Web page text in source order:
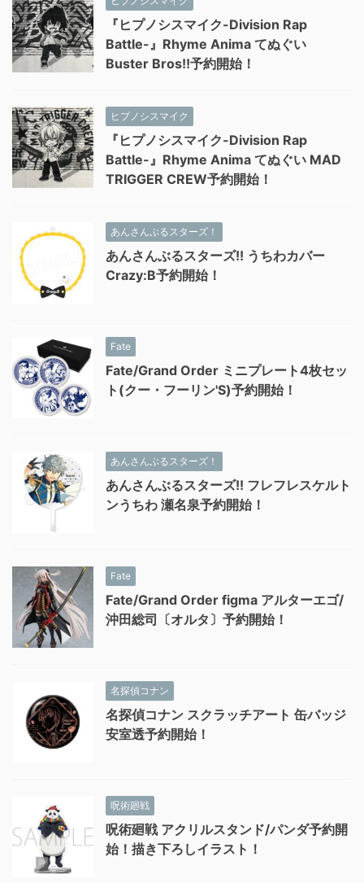
『ヒプノシスマイク-Division Rap
Battle-』Rhyme Anima てぬぐい
Buster Bros!!予約開始！
ヒプノシスマイク
『ヒプノシスマイク-Division Rap
Battle-』Rhyme Anima てぬぐい MAD
TRIGGER CREW予約開始！
あんさんぶるスターズ！
あんさんぶるスターズ!! うちわカバー
Crazy:B予約開始！
Fate
Fate/Grand Order ミニプレート4枚セッ
ト(クー・フーリン'S)予約開始！
あんさんぶるスターズ！
あんさんぶるスターズ!! フレフレスケルト
ンうちわ 瀬名泉予約開始！
Fate
Fate/Grand Order figma アルターエゴ/
沖田総司〔オルタ〕予約開始！
名探偵コナン
名探偵コナン スクラッチアート 缶バッジ
安室透予約開始！
呪術廻戦
呪術廻戦 アクリルスタンド/パンダ予約開
始！描き下ろしイラスト！